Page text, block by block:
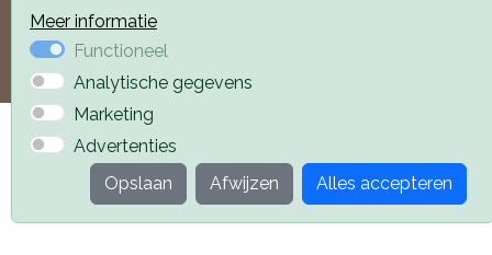
Privacyverklaring
Meer informatie
Functioneel
Analytische gegevens
Marketing
Advertenties
Alles accepteren
Afwijzen
Opslaan